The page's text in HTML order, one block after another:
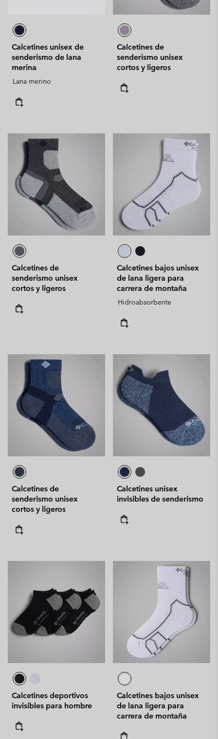
Calcetines unisex de
senderismo de lana
merina
Lana merino
Calcetines de
senderismo unisex
cortos y ligeros
Calcetines de
senderismo unisex
cortos y ligeros
Calcetines bajos unisex
de lana ligera para
carrera de montaña
Hidroabsorbente
Calcetines de
senderismo unisex
cortos y ligeros
Calcetines unisex
invisibles de senderismo
Calcetines deportivos
invisibles para hombre
Calcetines bajos unisex
de lana ligera para
carrera de montaña